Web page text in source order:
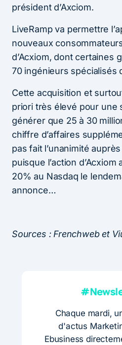
président d’Axciom.
LiveRamp va permettre
nouveaux
d’Acxiom, dont certaines
70 ingénieurs spécialisés
Cette acquisition et
priori très élevé pour une
générer que 25 à 30
chiffre d’affaires
pas fait l’unanimité
puisque l’action
20% au Nasdaq le
annonce…
Sources : Frenchweb et
Chaque mardi,
d'actus
Ebusiness